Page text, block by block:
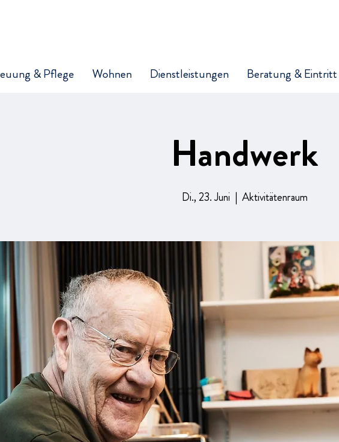
& Pflege Wohnen Dienstleistungen Beratung & Eintritt
Handwerk
Di., 23. Juni
  |
Aktivitätenraum